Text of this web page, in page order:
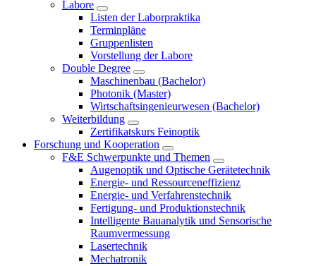
Labore
Listen der Laborpraktika
Terminpläne
Gruppenlisten
Vorstellung der Labore
Double Degree
Maschinenbau (Bachelor)
Photonik (Master)
Wirtschaftsingenieurwesen (Bachelor)
Weiterbildung
Zertifikatskurs Feinoptik
Forschung und Kooperation
F&E Schwerpunkte und Themen
Augenoptik und Optische Gerätetechnik
Energie- und Ressourceneffizienz
Energie- und Verfahrenstechnik
Fertigung- und Produktionstechnik
Intelligente Bauanalytik und Sensorische
Raumvermessung
Lasertechnik
Mechatronik